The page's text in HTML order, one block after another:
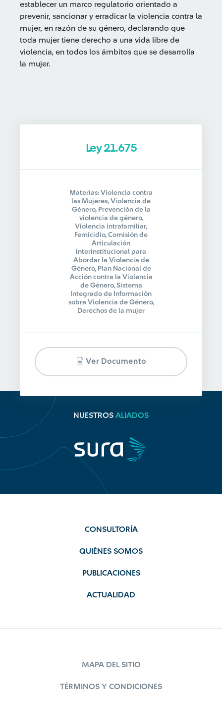
establecer un marco regulatorio orientado a
prevenir, sancionar y erradicar la violencia contra la
mujer, en razón de su género, declarando que
toda mujer tiene derecho a una vida libre de
violencia, en todos los ámbitos que se desarrolla
la mujer.
Ley 21.675
Materias: Violencia contra
las Mujeres, Violencia de
Género, Prevención de la
violencia de género,
Violencia intrafamiliar,
Femicidio, Comisión de
Articulación
Interinstitucional para
Abordar la Violencia de
Género, Plan Nacional de
Acción contra la Violencia
de Género, Sistema
Integrado de Información
sobre Violencia de Género,
Derechos de la mujer
Ver Documento
NUESTROS ALIADOS
CONSULTORÍA
QUIÉNES SOMOS
PUBLICACIONES
ACTUALIDAD
MAPA DEL SITIO
TÉRMINOS Y CONDICIONES